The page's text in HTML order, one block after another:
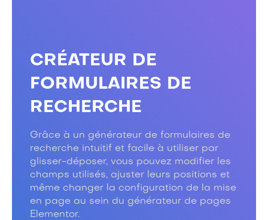
CRÉATEUR DE
FORMULAIRES DE
RECHERCHE
Grâce à un générateur de formulaires de
recherche intuitif et facile à utiliser par
glisser-déposer, vous pouvez modifier les
champs utilisés, ajuster leurs positions et
même changer la configuration de la mise
en page au sein du générateur de pages
Elementor.